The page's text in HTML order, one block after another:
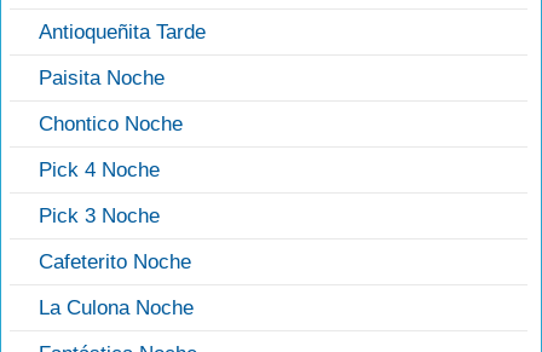
Antioqueñita Tarde
Paisita Noche
Chontico Noche
Pick 4 Noche
Pick 3 Noche
Cafeterito Noche
La Culona Noche